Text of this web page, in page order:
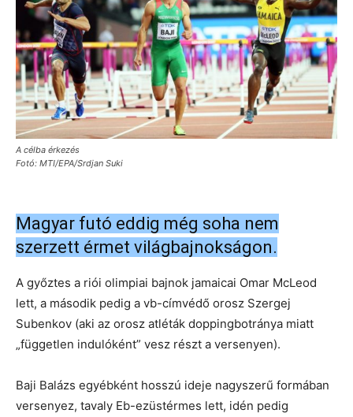
A célba érkezés
Fotó: MTI/EPA/Srdjan Suki
Magyar futó eddig még soha nem
szerzett érmet világbajnokságon.
A győztes a riói olimpiai bajnok jamaicai Omar McLeod
lett, a második pedig a vb-címvédő orosz Szergej
Subenkov (aki az orosz atléták doppingbotránya miatt
„független indulóként” vesz részt a versenyen).
Baji Balázs egyébként hosszú ideje nagyszerű formában
versenyez, tavaly Eb-ezüstérmes lett, idén pedig